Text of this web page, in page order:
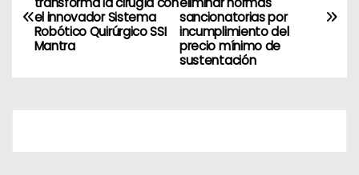
sancionatorias por
incumplimiento del
precio mínimo de
sustentación
el innovador Sistema
Robótico Quirúrgico SSI
Mantra